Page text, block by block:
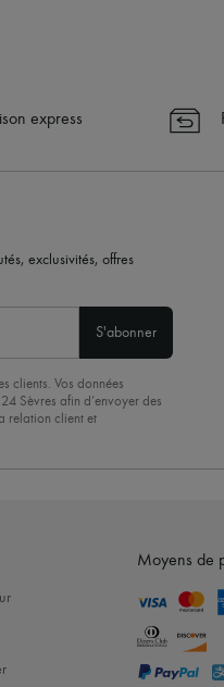
express
exclusivités, offres
S'abonner
clients. Vos données
Sèvres afin d’envoyer des
relation client et
Moyens de